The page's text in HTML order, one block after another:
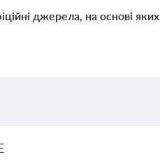
джерела, на основі яких